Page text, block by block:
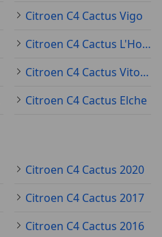
Citroen C4 Cactus Vigo
Citroen C4 Cactus L'Hospitalet de Llobregat
Citroen C4 Cactus Vitoria-Gasteiz
Citroen C4 Cactus Elche
Citroen C4 Cactus 2020
Citroen C4 Cactus 2017
Citroen C4 Cactus 2016